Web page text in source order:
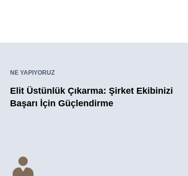
NE YAPIYORUZ
Elit Üstünlük Çıkarma: Şirket Ekibinizi
Başarı İçin Güçlendirme